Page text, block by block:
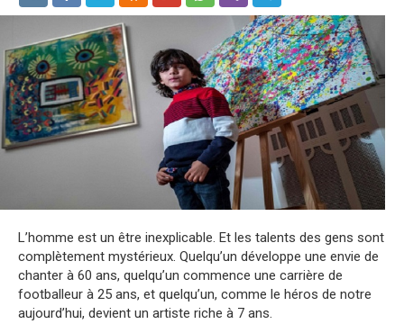
L’homme est un être inexplicable. Et les talents des gens sont
complètement mystérieux. Quelqu’un développe une envie de
chanter à 60 ans, quelqu’un commence une carrière de
footballeur à 25 ans, et quelqu’un, comme le héros de notre
aujourd’hui, devient un artiste riche à 7 ans.